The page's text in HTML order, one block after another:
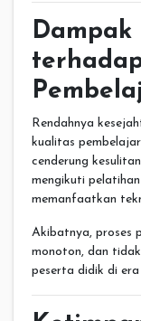
Rendahnya
kualitas
cenderung
mengikuti
memanfaatkan
Akibatnya, proses
monoton, dan
peserta didik di era